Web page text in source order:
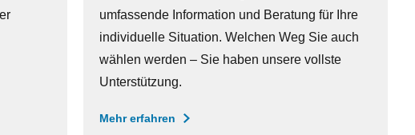
umfassende Information und Beratung für Ihre
individuelle Situation. Welchen Weg Sie auch
wählen werden – Sie haben unsere vollste
Unterstützung.
Mehr erfahren